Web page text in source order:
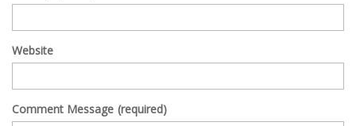
Website
Comment Message (required)